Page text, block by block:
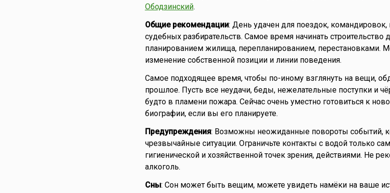
Ободзинский.
Общие рекомендации: День удачен для поездок, командировок,
судебных разбирательств. Самое время начинать строительство
планированием жилища, перепланированием, перестановками.
изменение собственной позиции и линии поведения.
Самое подходящее время, чтобы по-иному взглянуть на вещи,
прошлое. Пусть все неудачи, беды, нежелательные поступки и
будто в пламени пожара. Сейчас очень уместно готовиться к
биографии, если вы его планируете.
Предупреждения: Возможны неожиданные повороты событий,
чрезвычайные ситуации. Ограничьте контакты с водой только
гигиенической и хозяйственной точек зрения, действиями. Не
алкоголь.
Сны: Сон может быть вещим, можете увидеть намёки на ваше